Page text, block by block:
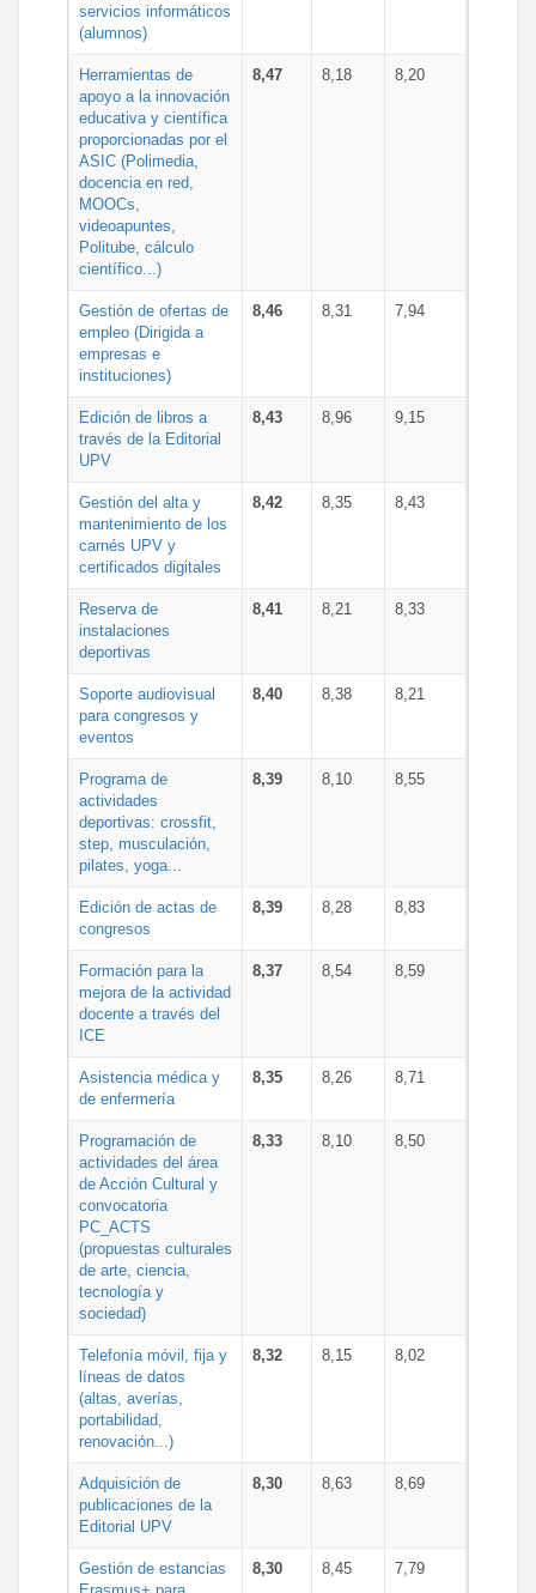
servicios informáticos
(alumnos)
Herramientas de
apoyo a la innovación
educativa y científica
proporcionadas por el
ASIC (Polimedia,
docencia en red,
MOOCs,
videoapuntes,
Politube, cálculo
científico...)
8,47 8,18 8,20
Gestión de ofertas de
empleo (Dirigida a
empresas e
instituciones)
8,46 8,31 7,94
Edición de libros a
través de la Editorial
UPV
8,43 8,96 9,15
Gestión del alta y
mantenimiento de los
carnés UPV y
certificados digitales
8,42 8,35 8,43
Reserva de
instalaciones
deportivas
8,41 8,21 8,33
Soporte audiovisual
para congresos y
eventos
8,40 8,38 8,21
Programa de
actividades
deportivas: crossfit,
step, musculación,
pilates, yoga...
8,39 8,10 8,55
Edición de actas de
congresos
8,39 8,28 8,83
Formación para la
mejora de la actividad
docente a través del
ICE
8,37 8,54 8,59
Asistencia médica y
de enfermería
8,35 8,26 8,71
Programación de
actividades del área
de Acción Cultural y
convocatoria
PC_ACTS
(propuestas culturales
de arte, ciencia,
tecnología y
sociedad)
8,33 8,10 8,50
Telefonía móvil, fija y
líneas de datos
(altas, averías,
portabilidad,
renovación...)
8,32 8,15 8,02
Adquisición de
publicaciones de la
Editorial UPV
8,30 8,63 8,69
Gestión de estancias
Erasmus+ para
8,30 8,45 7,79